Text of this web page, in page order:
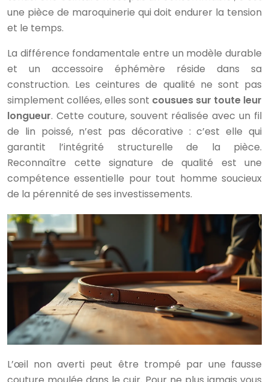
une pièce de maroquinerie qui doit endurer la tension
et le temps.
La différence fondamentale entre un modèle durable
et un accessoire éphémère réside dans sa
construction. Les ceintures de qualité ne sont pas
simplement collées, elles sont cousues sur toute leur
longueur. Cette couture, souvent réalisée avec un fil
de lin poissé, n’est pas décorative : c’est elle qui
garantit l’intégrité structurelle de la pièce.
Reconnaître cette signature de qualité est une
compétence essentielle pour tout homme soucieux
de la pérennité de ses investissements.
L’œil non averti peut être trompé par une fausse